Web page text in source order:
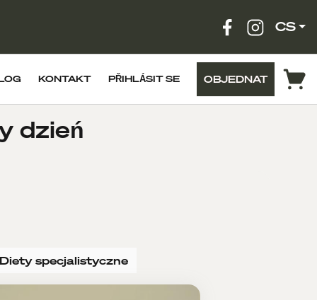
CS
KONTAKT PŘIHLÁSIT SE OBJEDNAT
dzień
specjalistyczne